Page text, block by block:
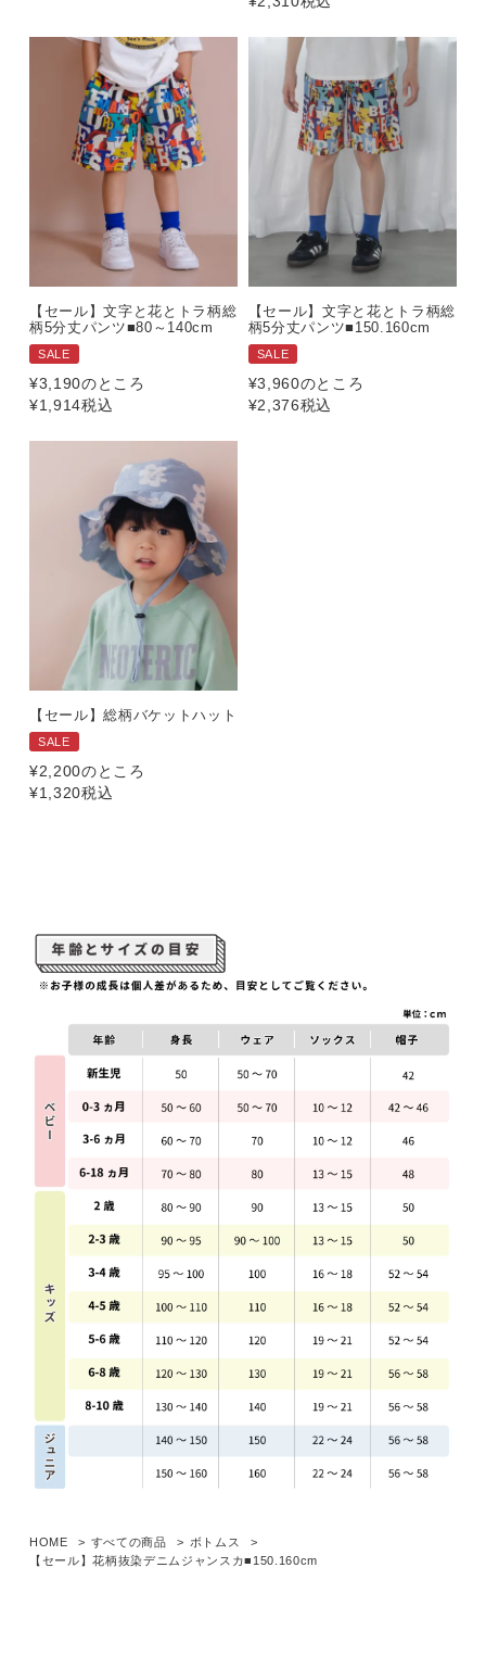
【セール】文字と花とトラ柄総
柄5分丈パンツ■80～140cm
SALE
¥3,190のところ
¥1,914税込
【セール】文字と花とトラ柄総
柄5分丈パンツ■150.160cm
SALE
¥3,960のところ
¥2,376税込
【セール】総柄バケットハット
SALE
¥2,200のところ
¥1,320税込
HOME すべての商品
ボトムス
【セール】花柄抜染デニムジャンスカ■150.160cm